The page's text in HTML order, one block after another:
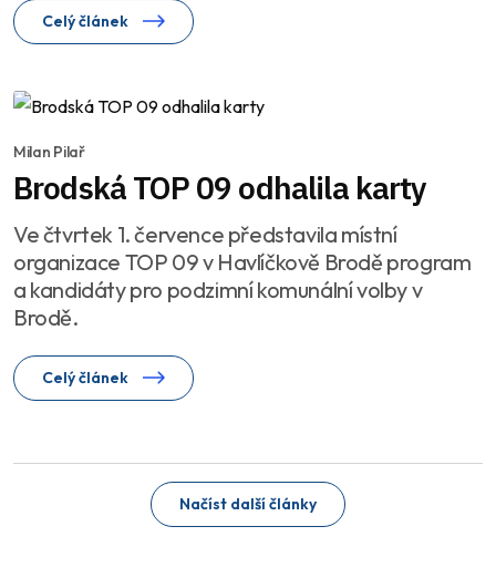
Celý článek
Milan Pilař
Brodská TOP 09 odhalila karty
Ve čtvrtek 1. července představila místní
organizace TOP 09 v Havlíčkově Brodě program
a kandidáty pro podzimní komunální volby v
Brodě.
Celý článek
Načíst další články